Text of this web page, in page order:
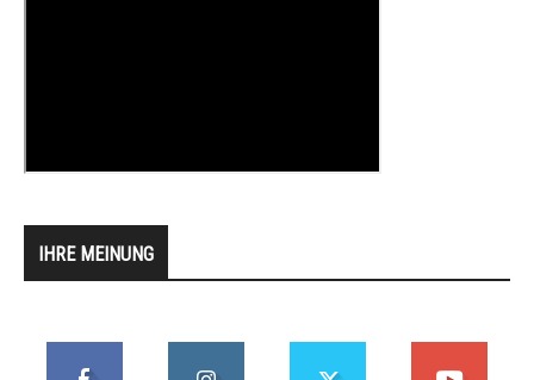
IHRE MEINUNG